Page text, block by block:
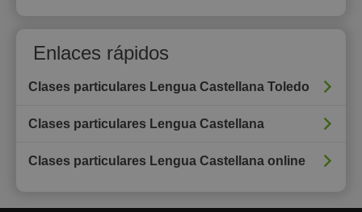
Enlaces rápidos
Clases particulares Lengua Castellana Toledo
Clases particulares Lengua Castellana
Clases particulares Lengua Castellana online